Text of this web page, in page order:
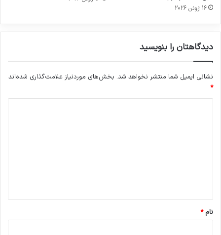
16 ژوئن 2026
دیدگاهتان را بنویسید
نشانی ایمیل شما منتشر نخواهد شد. بخش‌های موردنیاز علامت‌گذاری شده‌اند
*
نام*